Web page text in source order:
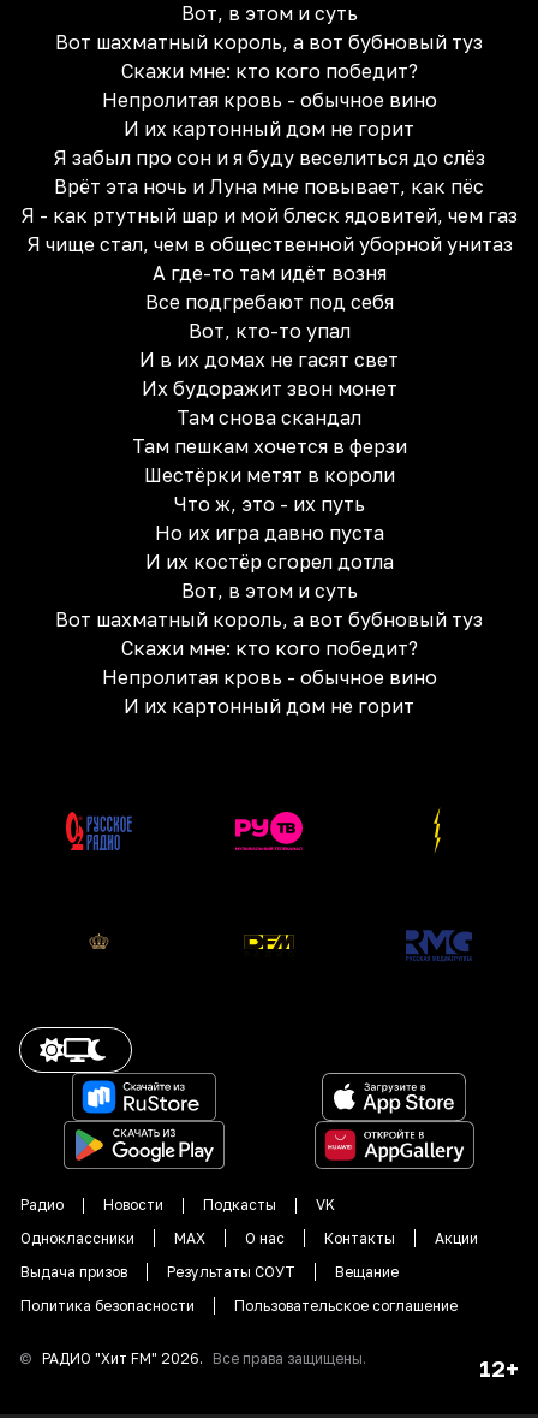
Вот, в этом и суть
Вот шахматный король, а вот бубновый туз
Скажи мне: кто кого победит?
Непролитая кровь - обычное вино
И их картонный дом не горит
Я забыл про сон и я буду веселиться до слёз
Врёт эта ночь и Луна мне повывает, как пёс
Я - как ртутный шар и мой блеск ядовитей, чем газ
Я чище стал, чем в общественной уборной унитаз
А где-то там идёт возня
Все подгребают под себя
Вот, кто-то упал
И в их домах не гасят свет
Их будоражит звон монет
Там снова скандал
Там пешкам хочется в ферзи
Шестёрки метят в короли
Что ж, это - их путь
Но их игра давно пуста
И их костёр сгорел дотла
Вот, в этом и суть
Вот шахматный король, а вот бубновый туз
Скажи мне: кто кого победит?
Непролитая кровь - обычное вино
И их картонный дом не горит
Радио Новости Подкасты
VK
Одноклассники
MAX О нас Контакты
Акции
Выдача призов
Результаты СОУТ
Вещание
Политика безопасности
Пользовательское соглашение
© РАДИО "Хит FM" 2026. Все права защищены. 12+